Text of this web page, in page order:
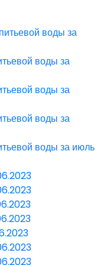
воды за
воды за
воды за
воды за
воды за июль